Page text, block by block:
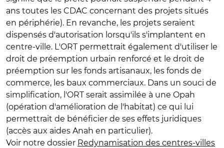
ans toutes les CDAC concernant des projets situés
en périphérie). En revanche, les projets seraient
dispensés d'autorisation lorsqu'ils s'implantent en
centre-ville. L'ORT permettrait également d'utiliser le
droit de préemption urbain renforcé et le droit de
préemption sur les fonds artisanaux, les fonds de
commerce, les baux commerciaux. Dans un souci de
simplification, l'ORT serait assimilée à une Opah
(opération d'amélioration de l'habitat) ce qui lui
permettrait de bénéficier de ses effets juridiques
(accès aux aides Anah en particulier).
Voir notre dossier Redynamisation des centres-villes